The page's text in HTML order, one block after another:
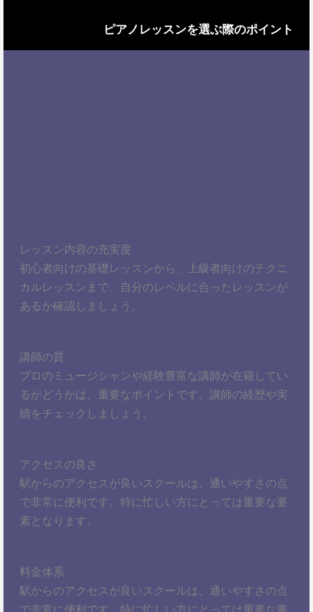
ピアノレッスンを選ぶ際のポイント
レッスン内容の充実度
初心者向けの基礎レッスンから、上級者向けのテクニ
カルレッスンまで、自分のレベルに合ったレッスンが
あるか確認しましょう。
講師の質
プロのミュージシャンや経験豊富な講師が在籍してい
るかどうかは、重要なポイントです。講師の経歴や実
績をチェックしましょう。
アクセスの良さ
駅からのアクセスが良いスクールは、通いやすさの点
で非常に便利です。特に忙しい方にとっては重要な要
素となります。
料金体系
駅からのアクセスが良いスクールは、通いやすさの点